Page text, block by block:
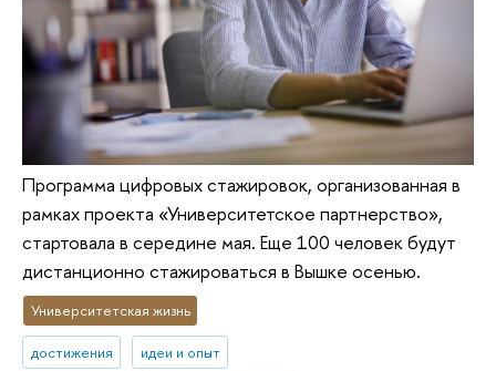
Программа цифровых стажировок, организованная в
рамках проекта «Университетское партнерство»,
стартовала в середине мая. Еще 100 человек будут
дистанционно стажироваться в Вышке осенью.
Университетская жизнь
достижения идеи и опыт